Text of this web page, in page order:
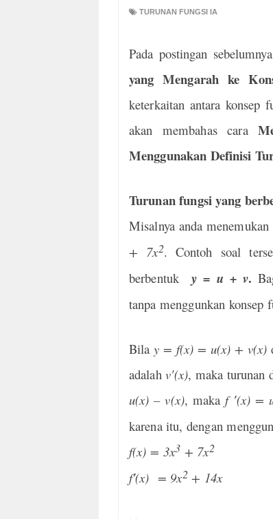
TURUNAN FUNGSI IA
Pada postingan
yang Mengarah ke
keterkaitan antara konsep
akan membahas cara
Menggunakan Definisi
Turunan fungsi yang
Misalnya anda
+ 7x2. Contoh soal
berbentuky = u + v.
tanpa menggunkan konsep
Bilay = f(x) = u(x) + v(x)
adalahv'(x), maka turunan
u(x) – v(x), makaf ′(x) =
karena itu, dengan
f(x) = 3x3 + 7x2
f′(x) = 9x2+ 14x